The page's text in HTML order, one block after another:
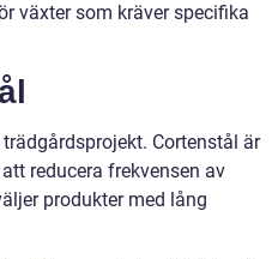
växter som kräver specifika
Cortenstål är
reducera frekvensen av
produkter med lång